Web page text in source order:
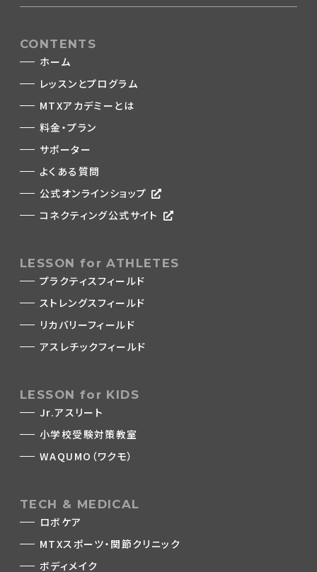
CONTENTS
ホーム
レッスンとプログラム
MTXアカデミーとは
料金・プラン
サポーター
よくある質問
公式オンラインショップ
コネクティング公式サイト
LESSON for ATHLETES
プラクティスフィールド
ストレングスフィールド
リカバリーフィールド
アスレチックフィールド
LESSON for KIDS
Jr.アスリート
小学校受験対策教室
WAQUMO（ワクモ）
TECH & MEDICAL
ロボケア
MTXスポーツ・関節クリニック
ボディメイク